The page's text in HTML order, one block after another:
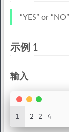
“YES” or “NO”
示例 1
输入
1 2 2 4